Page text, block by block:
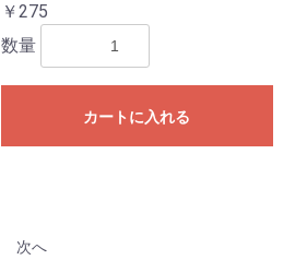
￥275
数量
カートに入れる
次へ